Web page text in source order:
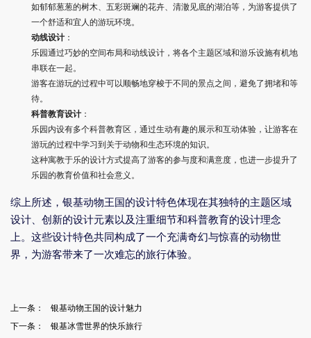
如郁郁葱葱的树木、五彩斑斓的花卉、清澈见底的湖泊等，为游客提供了
一个舒适和宜人的游玩环境。
动线设计 ：
乐园通过巧妙的空间布局和动线设计，将各个主题区域和游乐设施有机地
串联在一起。
游客在游玩的过程中可以顺畅地穿梭于不同的景点之间，避免了拥堵和等
待。
科普教育设计 ：
乐园内设有多个科普教育区，通过生动有趣的展示和互动体验，让游客在
游玩的过程中学习到关于动物和生态环境的知识。
这种寓教于乐的设计方式提高了游客的参与度和满意度，也进一步提升了
乐园的教育价值和社会意义。
综上所述，银基动物王国的设计特色体现在其独特的主题区域
设计、创新的设计元素以及注重细节和科普教育的设计理念
上。这些设计特色共同构成了一个充满奇幻与惊喜的动物世
界，为游客带来了一次难忘的旅行体验。
上一条：
银基动物王国的设计魅力
下一条：
银基冰雪世界的快乐旅行